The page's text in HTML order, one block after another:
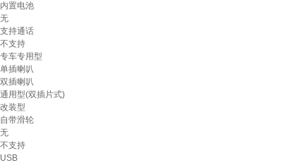
内置电池
无
支持通话
不支持
专车专用型
单插喇叭
双插喇叭
通用型(双插片式)
改装型
自带滑轮
无
不支持
USB